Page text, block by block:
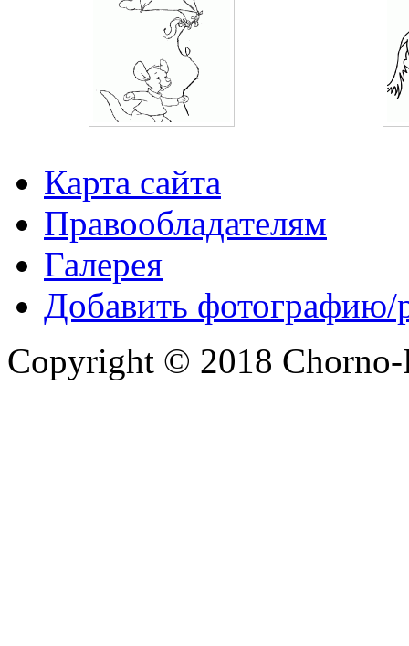
Карта сайта
Правообладателям
Галерея
Добавить фотографию/
Copyright © 2018